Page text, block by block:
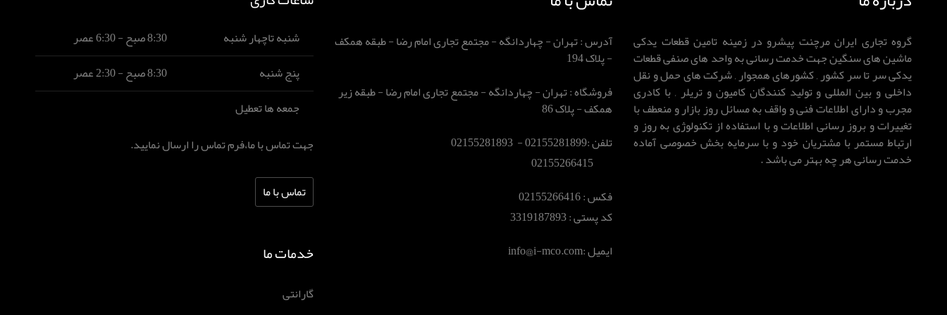
گروه تجاری ایران مرچنت پیشرو در زمینه تامین قطعات یدکی
ماشین های سنگین جهت خدمت رسانی به واحد های صنفی قطعات
یدکی سر تا سر کشور , کشورهای همجوار , شرکت های حمل و نقل
داخلی و بین المللی و تولید کنندگان کامیون و تریلر , با کادری
مجرب و دارای اطلاعات فنی و واقف به مسائل روز بازار و منعطف با
تغییرات و بروز رسانی اطلاعات و با استفاده از تکنولوژی به روز و
ارتباط مستمر با مشتریان خود و با سرمایه بخش خصوصی آماده
خدمت رسانی هر چه بهتر می باشد .
آدرس : تهران - چهاردانگه - مجتمع تجاری امام رضا - طبقه همکف
- پلاک 194
فروشگاه : تهران - چهاردانگه - مجتمع تجاری امام رضا - طبقه زیر
همکف - پلاک 86
تلفن :02155281899 - 02155281893
فکس :‌ 02155266416
کد پستی : 3319187893
ایمیل :‌info@i-mco.com
شنبه تاچهار شنبه
8:30 صبح - 6:30 عصر
پنج شنبه
8:30 صبح - 2:30 عصر
جمعه ها تعطیل
جهت تماس با ما،فرم تماس را ارسال نمایید.
تماس با ما
خدمات ما
گارانتی